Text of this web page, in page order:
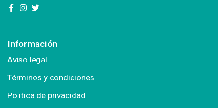
Información
Aviso legal
Términos y condiciones
Política de privacidad